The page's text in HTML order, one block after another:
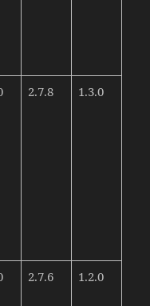
2.7.8 1.3.0
2.7.6 1.2.0